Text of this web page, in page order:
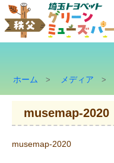
ホーム > メディア >
musemap-2020
musemap-2020